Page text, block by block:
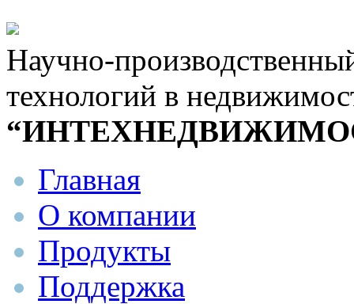
Научно-
технологий в
Главная
О компании
Продукты
Поддержка